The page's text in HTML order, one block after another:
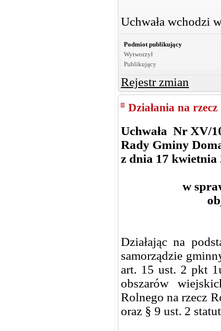
Uchwała wchodzi
Podmiot publikujący
Wytworzył
Publikujący
Rejestr zmian
Działania na
Uchwała Nr XV/
Rady Gminy
z dnia 17 kwietnia
w
Działając na
samorządzie
art. 15 ust. 2 pkt
obszarów
Rolnego na rzecz
oraz § 9 ust. 2